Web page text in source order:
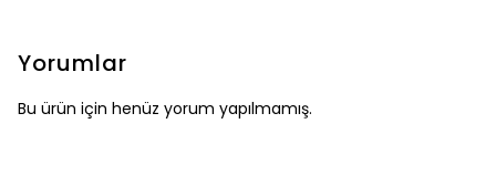
Yorumlar
Bu ürün için henüz yorum yapılmamış.